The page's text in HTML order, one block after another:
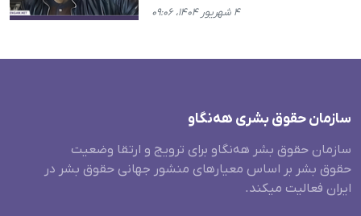
۴ شهریور ۱۴۰۴، ۰۹:۰۶
سازمان حقوق بشری هەنگاو
سازمان حقوق بشر هه‌نگاو برای ترویج و ارتقا وضعیت
حقوق بشر بر اساس معیارهای منشور جهانی حقوق بشر در
ایران فعالیت میکند.